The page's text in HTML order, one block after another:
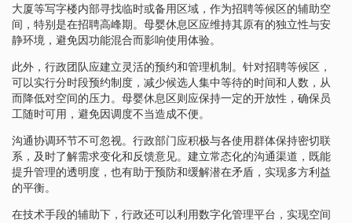
大厦等写字楼内部寻找临时或备用区域，作为招聘等候区的辅助空
间，特别是在招聘高峰期。母婴休息区应维持其原有的独立性与安
静环境，避免因功能混合而影响使用体验。
此外，行政团队应建立灵活的预约和管理机制。针对招聘等候区，
可以实行分时段预约制度，减少候选人集中等待的时间和人数，从
而降低对空间的压力。母婴休息区则应保持一定的开放性，确保员
工随时可用，避免因调度不当造成不便。
沟通协调环节不可忽视。行政部门应积极与各使用群体保持密切联
系，及时了解需求变化和反馈意见。建立常态化的沟通渠道，既能
提升管理的透明度，也有助于预防和缓解潜在矛盾，实现多方利益
的平衡。
在技术手段的辅助下，行政还可以利用数字化管理平台，实现空间